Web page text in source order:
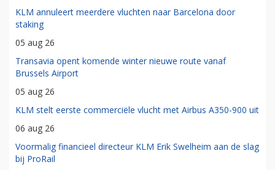
KLM annuleert meerdere vluchten naar Barcelona door
staking
05 aug 26
Transavia opent komende winter nieuwe route vanaf
Brussels Airport
05 aug 26
KLM stelt eerste commerciële vlucht met Airbus A350-900 uit
06 aug 26
Voormalig financieel directeur KLM Erik Swelheim aan de slag
bij ProRail